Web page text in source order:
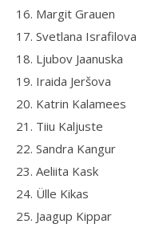
16. Margit Grauen
17. Svetlana Israfilova
18. Ljubov Jaanuska
19. Iraida Jeršova
20. Katrin Kalamees
21. Tiiu Kaljuste
22. Sandra Kangur
23. Aeliita Kask
24. Ülle Kikas
25. Jaagup Kippar